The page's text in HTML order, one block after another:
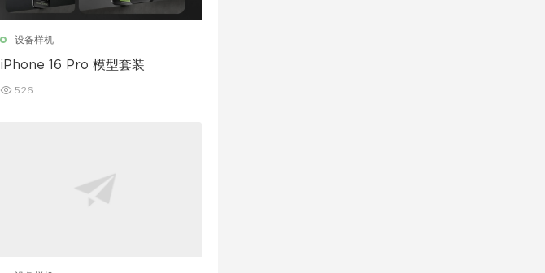
设备样机
iPhone 16 Pro 模型套装
526